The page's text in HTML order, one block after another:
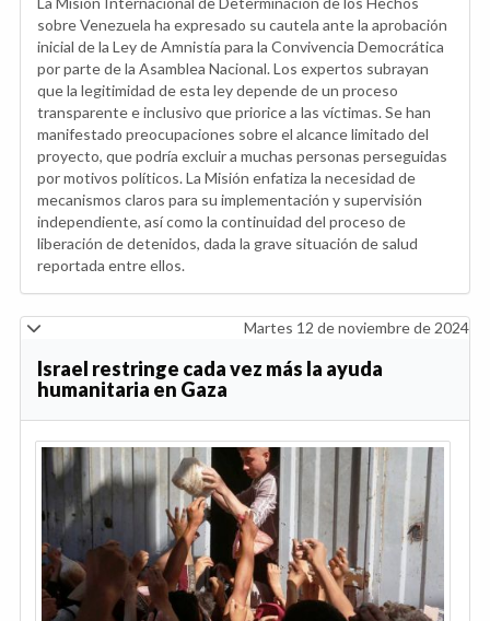
sobre Venezuela ha expresado su cautela ante la aprobación
inicial de la Ley de Amnistía para la Convivencia Democrática
por parte de la Asamblea Nacional. Los expertos subrayan
que la legitimidad de esta ley depende de un proceso
transparente e inclusivo que priorice a las víctimas. Se han
manifestado preocupaciones sobre el alcance limitado del
proyecto, que podría excluir a muchas personas perseguidas
por motivos políticos. La Misión enfatiza la necesidad de
mecanismos claros para su implementación y supervisión
independiente, así como la continuidad del proceso de
liberación de detenidos, dada la grave situación de salud
reportada entre ellos.
Martes 12 de noviembre de 2024
Israel restringe cada vez más la ayuda
humanitaria en Gaza